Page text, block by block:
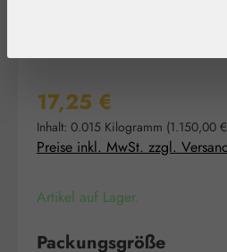
Regulärer Preis:
17,25 €
Inhalt: 0.015 Kilogramm (1.150,00
Preise inkl. MwSt. zzgl.
Artikel auf Lager.
Packungsgröße